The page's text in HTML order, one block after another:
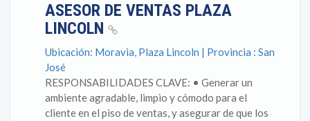
ASESOR DE VENTAS PLAZA
LINCOLN
Ubicación: Moravia, Plaza Lincoln | Provincia : San
José
RESPONSABILIDADES CLAVE: • Generar un
ambiente agradable, limpio y cómodo para el
cliente en el piso de ventas, y asegurar de que los